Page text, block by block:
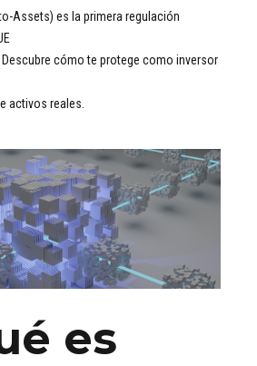
Assets) es la primera regulación
cómo te protege como inversor
activos reales.
es